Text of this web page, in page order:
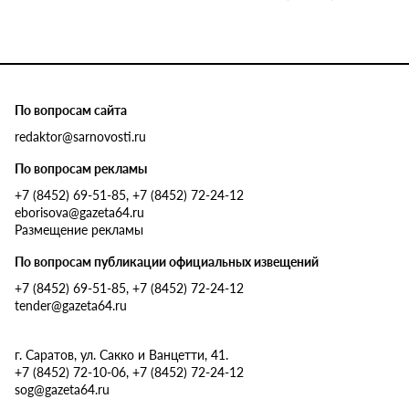
По вопросам сайта
redaktor@sarnovosti.ru
По вопросам рекламы
+7 (8452) 69-51-85, +7 (8452) 72-24-12
eborisova@gazeta64.ru
Размещение рекламы
По вопросам публикации официальных извещений
+7 (8452) 69-51-85, +7 (8452) 72-24-12
tender@gazeta64.ru
г. Саратов, ул. Сакко и Ванцетти, 41.
+7 (8452) 72-10-06, +7 (8452) 72-24-12
sog@gazeta64.ru